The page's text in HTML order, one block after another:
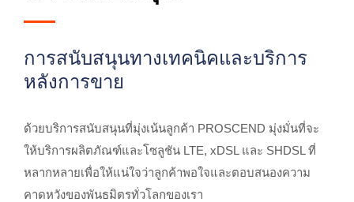
การสนับสนุนทางเทคนิคและบริการ
หลังการขาย
ด้วยบริการสนับสนุนที่มุ่งเน้นลูกค้า PROSCEND มุ่งมั่นที่จะ
ให้บริการผลิตภัณฑ์และโซลูชัน LTE, xDSL และ SHDSL ที่
หลากหลายเพื่อให้แน่ใจว่าลูกค้าพอใจและตอบสนองความ
คาดหวังของพันธมิตรทั่วโลกของเรา